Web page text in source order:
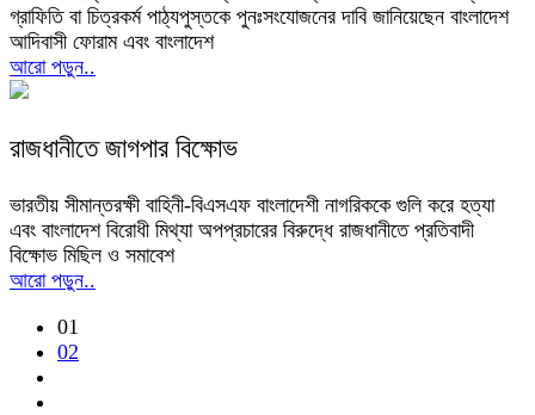
গ্রাফিতি বা চিত্রকর্ম পাঠ্যপুস্তকে পুনঃসংযোজনের দাবি জানিয়েছেন বাংলাদেশ
আদিবাসী ফোরাম এবং বাংলাদেশ
আরো পড়ুন..
রাজধানীতে জাগপার বিক্ষোভ
ভারতীয় সীমান্তরক্ষী বাহিনী-বিএসএফ বাংলাদেশী নাগরিককে গুলি করে হত্যা
এবং বাংলাদেশ বিরোধী মিথ্যা অপপ্রচারের বিরুদ্ধে রাজধানীতে প্রতিবাদী
বিক্ষোভ মিছিল ও সমাবেশ
আরো পড়ুন..
01
02